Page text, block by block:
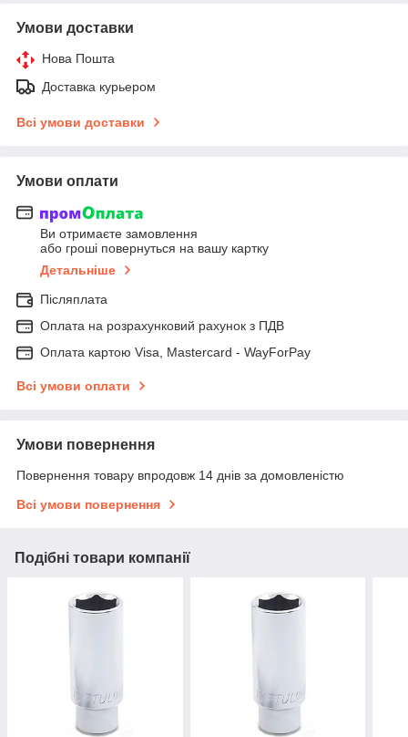
Умови доставки
Нова Пошта
Доставка курьером
Всі умови доставки
Умови оплати
Ви отримаєте замовлення
або гроші повернуться на вашу картку
Детальніше
Післяплата
Оплата на розрахунковий рахунок з ПДВ
Оплата картою Visa, Mastercard - WayForPay
Всі умови оплати
Умови повернення
Повернення товару впродовж 14 днів за домовленістю
Всі умови повернення
Подібні товари компанії